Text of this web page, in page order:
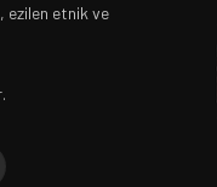
ezilen etnik ve